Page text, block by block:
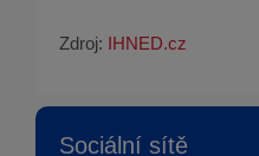
Zdroj: IHNED.cz
Sociální sítě